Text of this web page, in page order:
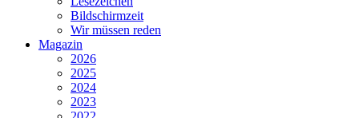
Bildschirmzeit
Wir müssen reden
Magazin
2026
2025
2024
2023